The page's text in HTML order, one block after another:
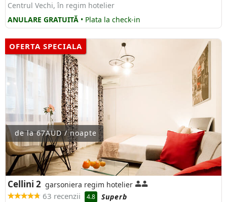
Centrul Vechi, în regim hotelier
ANULARE GRATUITĂ • Plata la check-in
OFERTA SPECIALA
de la 67AUD / noapte
Cellini 2 garsoniera regim hotelier
63 recenzii 4.8
Superb